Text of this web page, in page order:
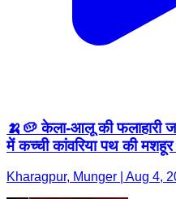
🍌🥔 केला-आलू की फलाहारी
में कच्ची कांवरिया पथ की मशहूर
Kharagpur, Munger | Aug 4,